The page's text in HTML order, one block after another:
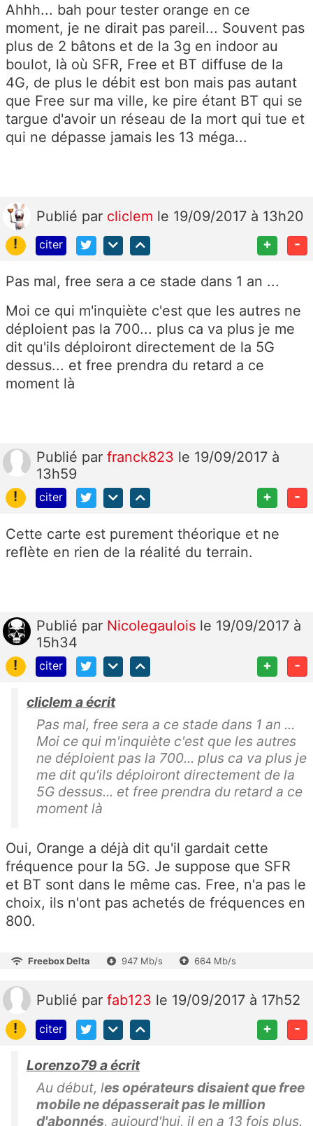
Ahhh... bah pour tester orange en ce
moment, je ne dirait pas pareil... Souvent pas
plus de 2 bâtons et de la 3g en indoor au
boulot, là où SFR, Free et BT diffuse de la
4G, de plus le débit est bon mais pas autant
que Free sur ma ville, ke pire étant BT qui se
targue d'avoir un réseau de la mort qui tue et
qui ne dépasse jamais les 13 méga...
Publié par cliclem le 19/09/2017 à 13h20
!
citer + -
Pas mal, free sera a ce stade dans 1 an ...
Moi ce qui m'inquiète c'est que les autres ne
déploient pas la 700... plus ca va plus je me
dit qu'ils déploiront directement de la 5G
dessus... et free prendra du retard a ce
moment là
Publié par franck823 le 19/09/2017 à
13h59
!
citer + -
Cette carte est purement théorique et ne
reflète en rien de la réalité du terrain.
Publié par Nicolegaulois le 19/09/2017 à
15h34
!
citer + -
cliclem a écrit
Pas mal, free sera a ce stade dans 1 an ...
Moi ce qui m'inquiète c'est que les autres
ne déploient pas la 700... plus ca va plus je
me dit qu'ils déploiront directement de la
5G dessus... et free prendra du retard a ce
moment là
Oui, Orange a déjà dit qu'il gardait cette
fréquence pour la 5G. Je suppose que SFR
et BT sont dans le même cas. Free, n'a pas le
choix, ils n'ont pas achetés de fréquences en
800.
Freebox Delta 947 Mb/s 664 Mb/s
Publié par fab123 le 19/09/2017 à 17h52
!
citer + -
Lorenzo79 a écrit
Au début, les opérateurs disaient que free
mobile ne dépasserait pas le million
d'abonnés, aujourd'hui, il en a 13 fois plus.